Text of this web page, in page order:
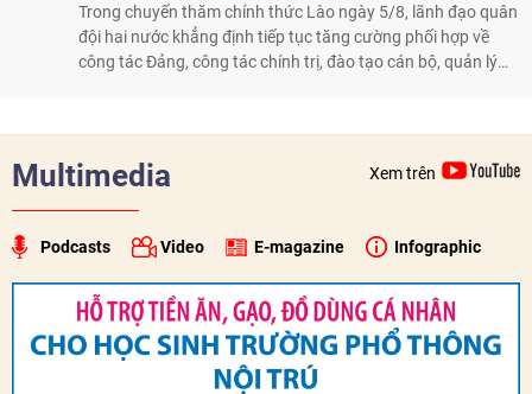
Trong chuyến thăm chính thức Lào ngày 5/8, lãnh đạo quân
đội hai nước khẳng định tiếp tục tăng cường phối hợp về
công tác Đảng, công tác chính trị, đào tạo cán bộ, quản lý
Multimedia Xem trên
Podcasts Video E-magazine Infographic